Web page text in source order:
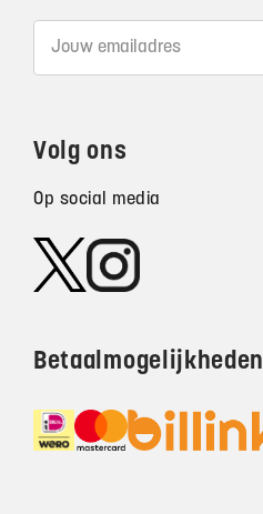
Volg ons
Op social media
Betaalmogelijkheden